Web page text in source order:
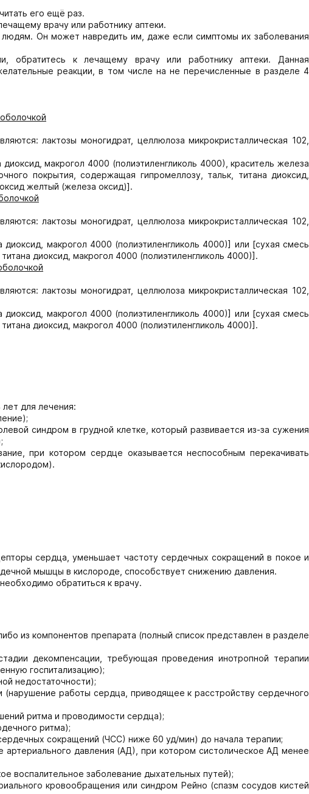
его ещё раз.
врачу или работнику аптеки.
Он может навредить им, даже если симптомы их заболевания
обратитесь к лечащему врачу или работнику аптеки. Данная
реакции, в том числе на не перечисленные в разделе 4
лактозы моногидрат, целлюлоза микрокристаллическая 102,
макрогол 4000 (полиэтиленгликоль 4000), краситель железа
покрытия, содержащая гипромеллозу, тальк, титана диоксид,
желтый (железа оксид)].
лактозы моногидрат, целлюлоза микрокристаллическая 102,
макрогол 4000 (полиэтиленгликоль 4000)] или [сухая смесь
диоксид, макрогол 4000 (полиэтиленгликоль 4000)].
лактозы моногидрат, целлюлоза микрокристаллическая 102,
макрогол 4000 (полиэтиленгликоль 4000)] или [сухая смесь
диоксид, макрогол 4000 (полиэтиленгликоль 4000)].
для лечения:
синдром в грудной клетке, который развивается из-за сужения
при котором сердце оказывается неспособным перекачивать
сердца, уменьшает частоту сердечных сокращений в покое и
мышцы в кислороде, способствует снижению давления.
обратиться к врачу.
из компонентов препарата (полный список представлен в разделе
декомпенсации, требующая проведения инотропной терапии
госпитализацию);
недостаточности);
(нарушение работы сердца, приводящее к расстройству сердечного
ритма и проводимости сердца);
ритма);
сокращений (ЧСС) ниже 60 уд/мин) до начала терапии;
артериального давления (АД), при котором систолическое АД менее
воспалительное заболевание дыхательных путей);
кровообращения или синдром Рейно (спазм сосудов кистей